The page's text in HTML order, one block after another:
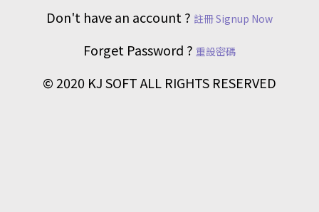
Don't have an account ? 註冊 Signup Now
Forget Password ? 重設密碼
© 2020 KJ SOFT ALL RIGHTS RESERVED